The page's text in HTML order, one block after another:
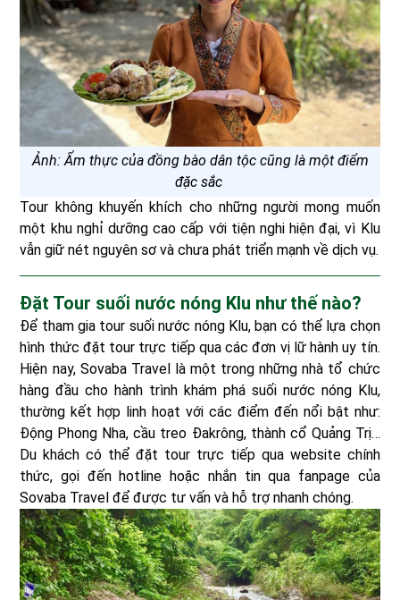
Ảnh: Ẩm thực của đồng bào dân tộc cũng là một điểm
đặc sắc
Tour không khuyến khích cho những người mong muốn
một khu nghỉ dưỡng cao cấp với tiện nghi hiện đại, vì Klu
vẫn giữ nét nguyên sơ và chưa phát triển mạnh về dịch vụ.
Đặt Tour suối nước nóng Klu như thế nào?
Để tham gia tour suối nước nóng Klu, bạn có thể lựa chọn
hình thức đặt tour trực tiếp qua các đơn vị lữ hành uy tín.
Hiện nay, Sovaba Travel là một trong những nhà tổ chức
hàng đầu cho hành trình khám phá suối nước nóng Klu,
thường kết hợp linh hoạt với các điểm đến nổi bật như:
Động Phong Nha, cầu treo Đakrông, thành cổ Quảng Trị…
Du khách có thể đặt tour trực tiếp qua website chính
thức, gọi đến hotline hoặc nhắn tin qua fanpage của
Sovaba Travel để được tư vấn và hỗ trợ nhanh chóng.